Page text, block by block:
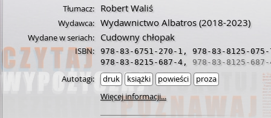
Tłumacz: Robert Waliś
Wydawca: Wydawnictwo Albatros(2018-2023)
Wydane w seriach: Cudowny chłopak
ISBN: 978-83-6751-270-1 , 978-83-8125-075-
978-83-8215-687-4 , 978-83-8125-687-
Autotagi: druk książki powieści
proza
Więcej informacji...